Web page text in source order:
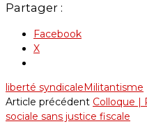
Partager :
Facebook
X
liberté syndicale Militantisme
Article précédent Colloque |
sociale sans justice fiscale